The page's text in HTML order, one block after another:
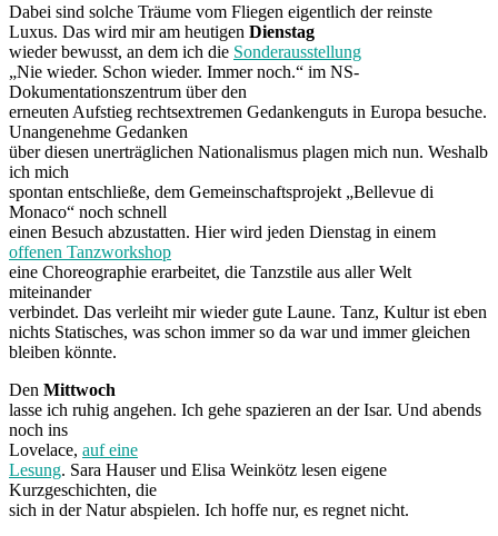
Dabei sind solche Träume vom Fliegen eigentlich der reinste
Luxus. Das wird mir am heutigen Dienstag
wieder bewusst, an dem ich die Sonderausstellung
„Nie wieder. Schon wieder. Immer noch.“ im NS-
Dokumentationszentrum über den
erneuten Aufstieg rechtsextremen Gedankenguts in Europa besuche.
Unangenehme Gedanken
über diesen unerträglichen Nationalismus plagen mich nun. Weshalb
ich mich
spontan entschließe, dem Gemeinschaftsprojekt „Bellevue di
Monaco“ noch schnell
einen Besuch abzustatten. Hier wird jeden Dienstag in einem
offenen Tanzworkshop
eine Choreographie erarbeitet, die Tanzstile aus aller Welt
miteinander
verbindet. Das verleiht mir wieder gute Laune. Tanz, Kultur ist eben
nichts Statisches, was schon immer so da war und immer gleichen
bleiben könnte.
Den Mittwoch
lasse ich ruhig angehen. Ich gehe spazieren an der Isar. Und abends
noch ins
Lovelace, auf eine
Lesung. Sara Hauser und Elisa Weinkötz lesen eigene
Kurzgeschichten, die
sich in der Natur abspielen. Ich hoffe nur, es regnet nicht.